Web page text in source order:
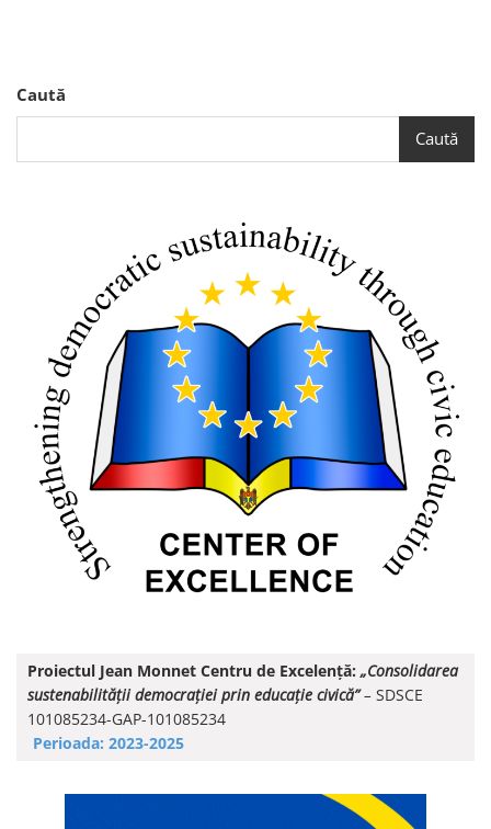
Caută
Caută
Proiectul Jean Monnet Centru de Excelență: „Consolidarea
sustenabilității democrației prin educație civică”– SDSCE
101085234-GAP-101085234
Perioada: 2023-2025